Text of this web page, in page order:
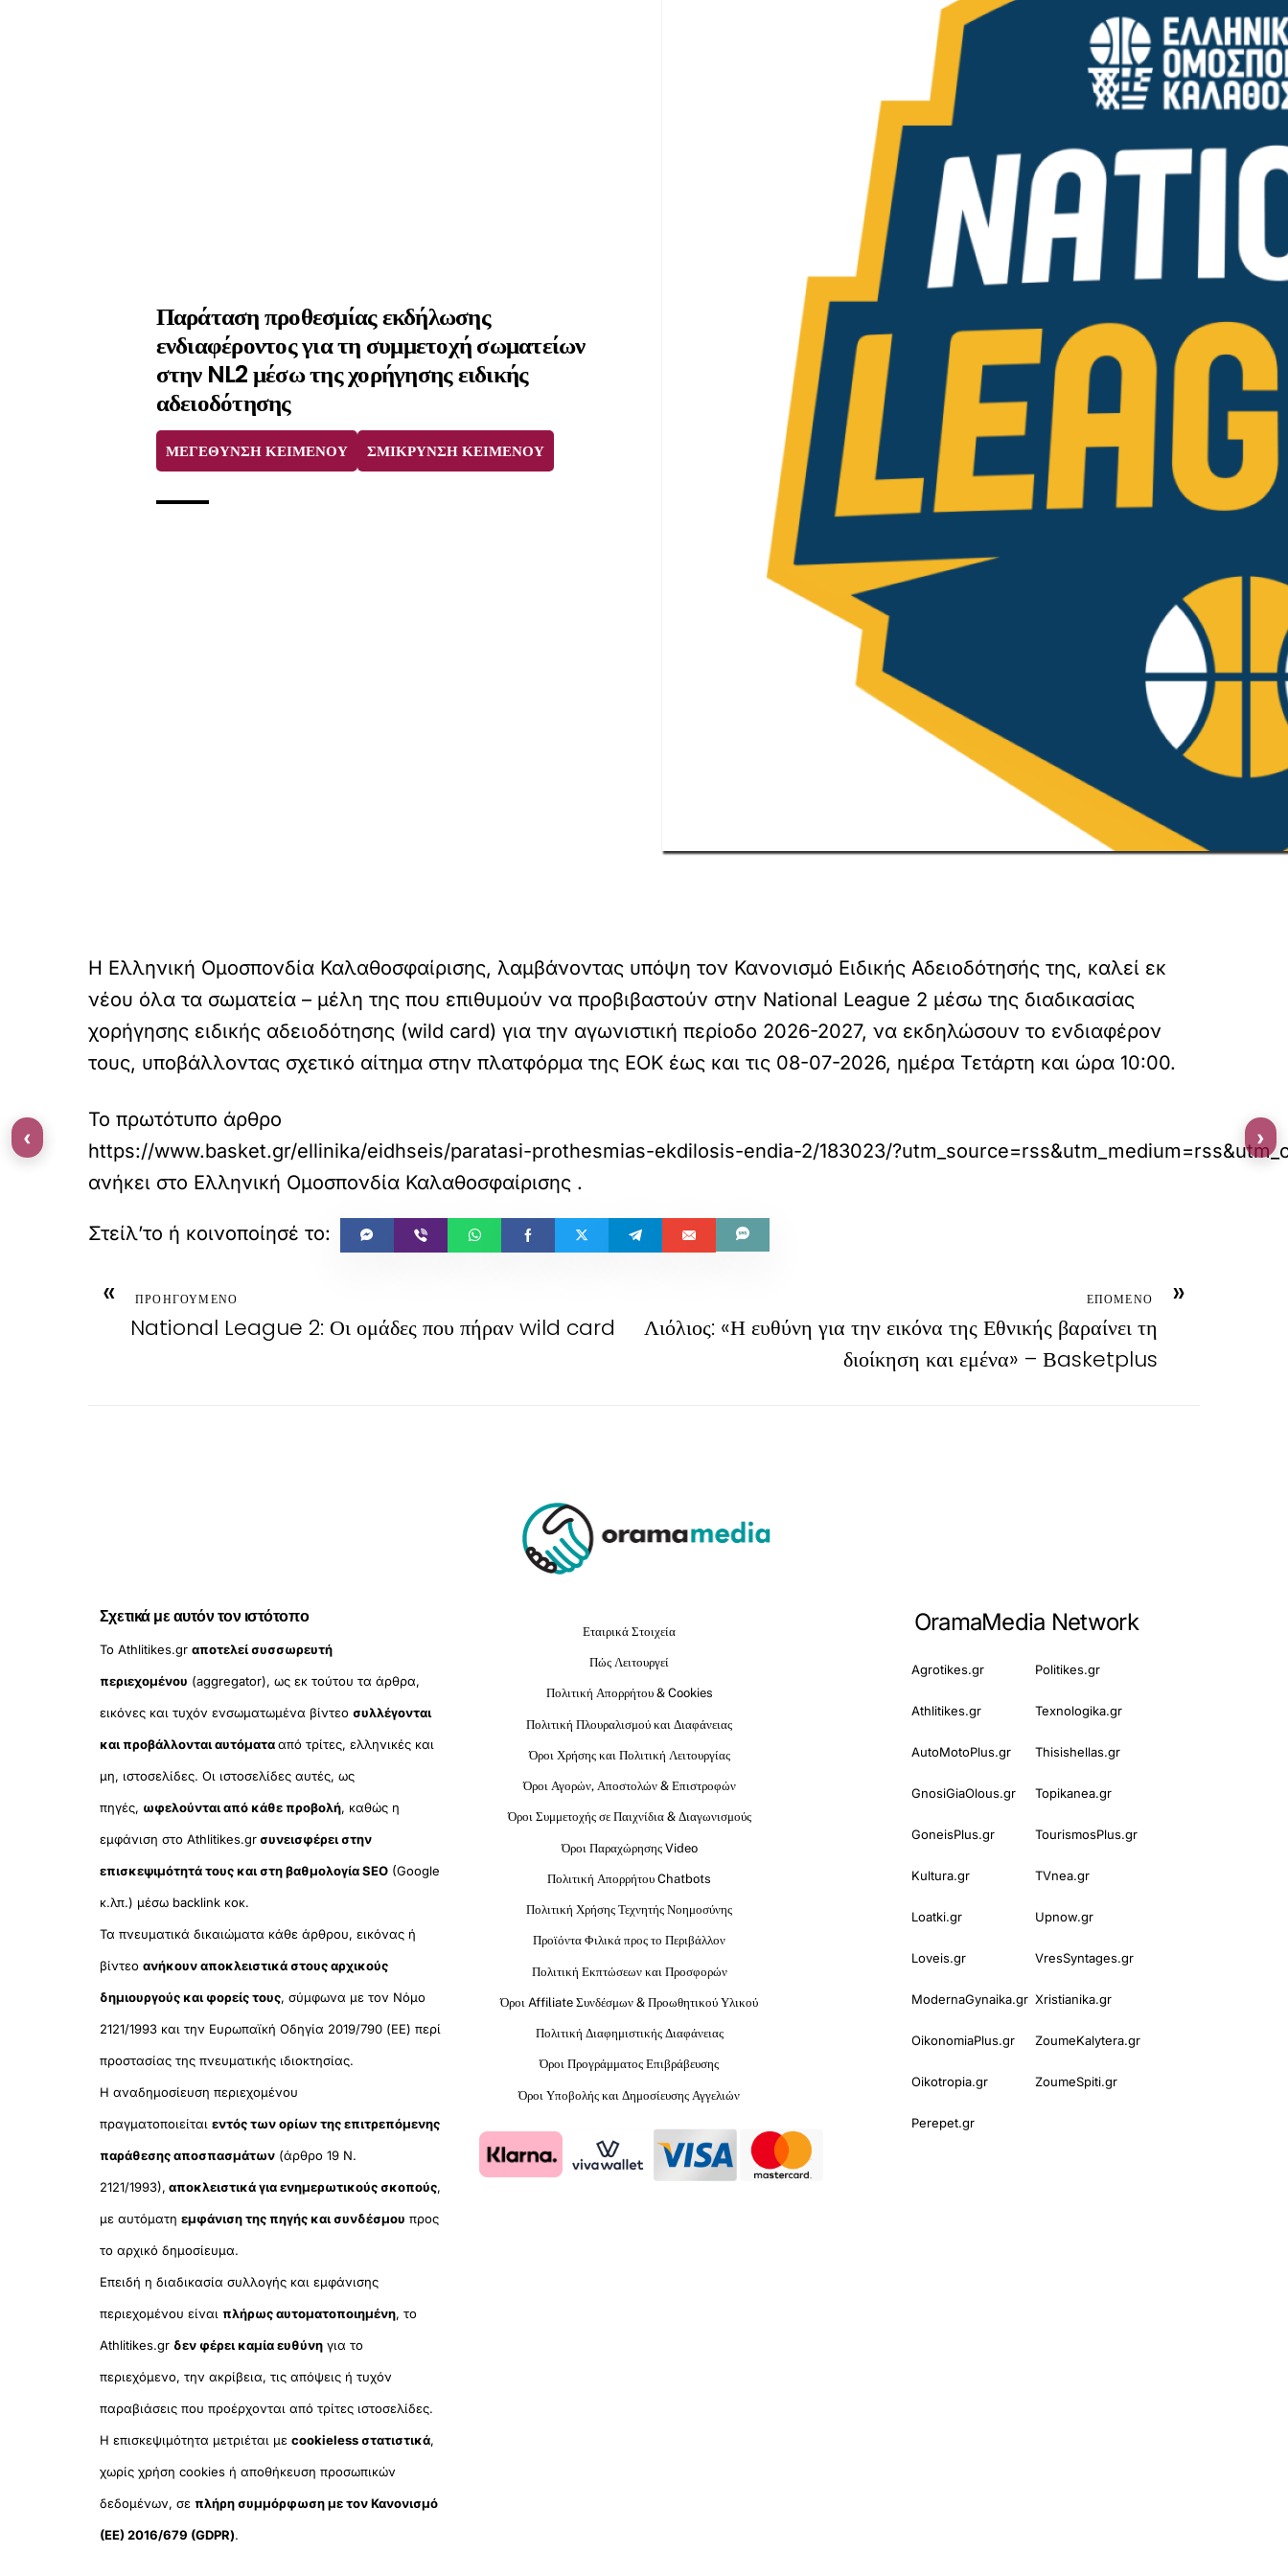
Παράταση προθεσμίας εκδήλωσης
ενδιαφέροντος για τη συμμετοχή σωματείων
στην NL2 μέσω της χορήγησης ειδικής
αδειοδότησης
ΜΕΓΕΘΥΝΣΗ ΚΕΙΜΕΝΟΥ ΣΜΙΚΡΥΝΣΗ ΚΕΙΜΕΝΟΥ
Η Ελληνική Ομοσπονδία Καλαθοσφαίρισης, λαμβάνοντας υπόψη τον Κανονισμό Ειδικής Αδειοδότησής της, καλεί εκ
νέου όλα τα σωματεία – μέλη της που επιθυμούν να προβιβαστούν στην National League 2 μέσω της διαδικασίας
χορήγησης ειδικής αδειοδότησης (wild card) για την αγωνιστική περίοδο 2026-2027, να εκδηλώσουν το ενδιαφέρον
τους, υποβάλλοντας σχετικό αίτημα στην πλατφόρμα της ΕΟΚ έως και τις 08-07-2026, ημέρα Τετάρτη και ώρα 10:00.
Το πρωτότυπο άρθρο
https://www.basket.gr/ellinika/eidhseis/paratasi-prothesmias-ekdilosis-endia-2/183023/
ανήκει στο Ελληνική Ομοσπονδία Καλαθοσφαίρισης .
« ΠΡΟΗΓΟΥΜΕΝΟ
National League 2: Οι ομάδες που πήραν wild card
»
ΕΠΟΜΕΝΟ
Λιόλιος: «Η ευθύνη για την εικόνα της Εθνικής βαραίνει τη
διοίκηση και εμένα» – Βasketplus
Σχετικά με αυτόν τον ιστότοπο
Το Athlitikes.gr αποτελεί συσσωρευτή
περιεχομένου (aggregator), ως εκ τούτου τα άρθρα,
εικόνες και τυχόν ενσωματωμένα βίντεο συλλέγονται
και προβάλλονται αυτόματααπό τρίτες, ελληνικές και
μη, ιστοσελίδες. Οι ιστοσελίδες αυτές, ως
πηγές, ωφελούνται από κάθε προβολή, καθώς η
εμφάνιση στο Athlitikes.grσυνεισφέρει στην
επισκεψιμότητά τους και στη βαθμολογία SEO(Google
κ.λπ.) μέσω backlink κοκ.
Τα πνευματικά δικαιώματα κάθε άρθρου, εικόνας ή
βίντεο ανήκουν αποκλειστικά στους αρχικούς
δημιουργούς και φορείς τους, σύμφωνα με τον Νόμο
2121/1993 και την Ευρωπαϊκή Οδηγία 2019/790 (ΕΕ) περί
προστασίας της πνευματικής ιδιοκτησίας.
Η αναδημοσίευση περιεχομένου
πραγματοποιείται εντός των ορίων της επιτρεπόμενης
παράθεσης αποσπασμάτων(άρθρο 19 Ν.
2121/1993), αποκλειστικά για ενημερωτικούς σκοπούς,
με αυτόματη εμφάνιση της πηγής και συνδέσμου προς
το αρχικό δημοσίευμα.
Επειδή η διαδικασία συλλογής και εμφάνισης
περιεχομένου είναι πλήρως αυτοματοποιημένη, το
Athlitikes.gr δεν φέρει καμία ευθύνηγια το
περιεχόμενο, την ακρίβεια, τις απόψεις ή τυχόν
παραβιάσεις που προέρχονται από τρίτες ιστοσελίδες.
Η επισκεψιμότητα μετριέται με cookieless στατιστικά,
χωρίς χρήση cookies ή αποθήκευση προσωπικών
δεδομένων, σε πλήρη συμμόρφωση με τον Κανονισμό
(ΕΕ) 2016/679 (GDPR).
Εταιρικά Στοιχεία
Πώς Λειτουργεί
Πολιτική Απορρήτου & Cookies
Πολιτική Πλουραλισμού και Διαφάνειας
Όροι Χρήσης και Πολιτική Λειτουργίας
Όροι Αγορών, Αποστολών & Επιστροφών
Όροι Συμμετοχής σε Παιχνίδια & Διαγωνισμούς
Όροι Παραχώρησης Video
Πολιτική Απορρήτου Chatbots
Πολιτική Χρήσης Τεχνητής Νοημοσύνης
Προϊόντα Φιλικά προς το Περιβάλλον
Πολιτική Εκπτώσεων και Προσφορών
Όροι Affiliate Συνδέσμων & Προωθητικού Υλικού
Πολιτική Διαφημιστικής Διαφάνειας
Όροι Προγράμματος Επιβράβευσης
Όροι Υποβολής και Δημοσίευσης Αγγελιών
OramaMedia Network
Agrotikes.gr Politikes.gr
Athlitikes.gr Texnologika.gr
AutoMotoPlus.gr Thisishellas.gr
GnosiGiaOlous.gr Topikanea.gr
GoneisPlus.gr TourismosPlus.gr
Kultura.gr TVnea.gr
Loatki.gr Upnow.gr
Loveis.gr VresSyntages.gr
ModernaGynaika.gr Xristianika.gr
OikonomiaPlus.gr ZoumeKalytera.gr
Oikotropia.gr ZoumeSpiti.gr
Perepet.gr
‹ ›